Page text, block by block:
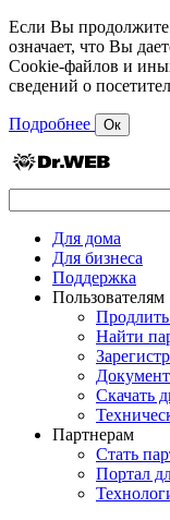
Если Вы продолжите
означает, что Вы
Cookie-файлов и
сведений о
Подробнее Ок
Для дома
Для бизнеса
Поддержка
Пользователям
Найти
Скачать
Партнерам
Стать
Портал